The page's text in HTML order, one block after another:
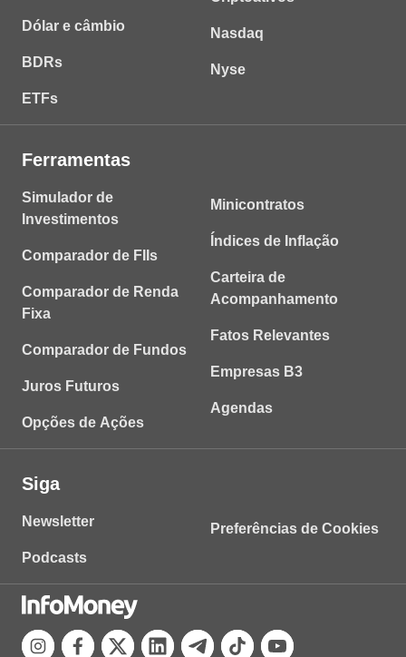
Dólar e câmbio
BDRs
ETFs
Nasdaq
Nyse
Ferramentas
Simulador de
Investimentos
Comparador de FIIs
Comparador de Renda
Fixa
Comparador de Fundos
Juros Futuros
Opções de Ações
Minicontratos
Índices de Inflação
Carteira de
Acompanhamento
Fatos Relevantes
Empresas B3
Agendas
Siga
Newsletter
Podcasts
Preferências de Cookies